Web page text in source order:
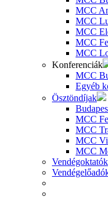
MCC
MCC
MCC
MCC
MCC
Konferenciák
MCC
Egyéb
Ösztöndíjak
MCC
MCC
MCC
MCC
Vendégoktatók